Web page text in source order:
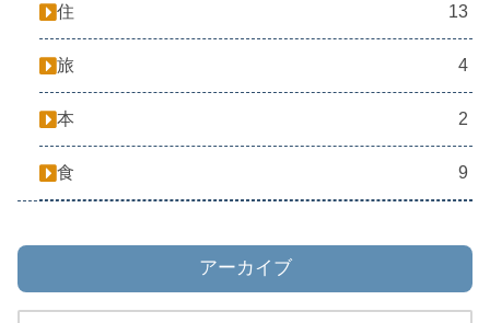
住 13
旅 4
本 2
食 9
アーカイブ